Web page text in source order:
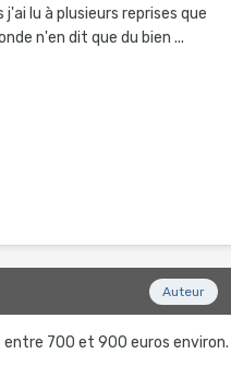
lu à plusieurs reprises que
n'en dit que du bien ...
Auteur
700 et 900 euros environ.